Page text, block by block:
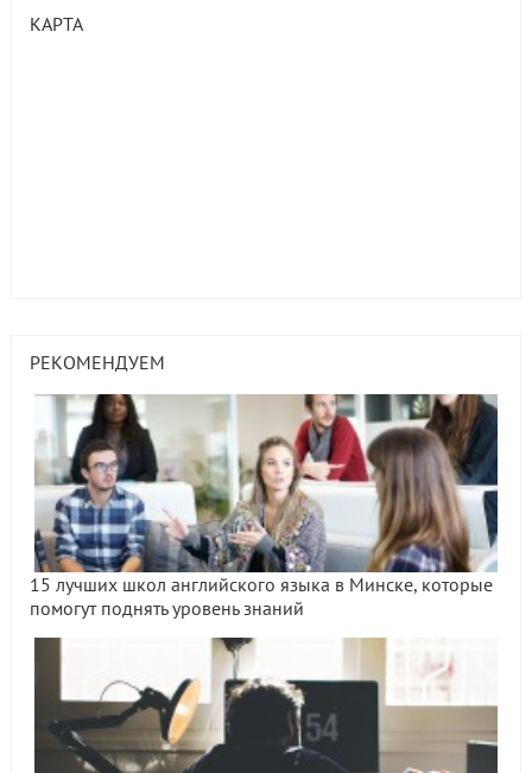
КАРТА
РЕКОМЕНДУЕМ
15 лучших школ английского языка в Минске, которые
помогут поднять уровень знаний